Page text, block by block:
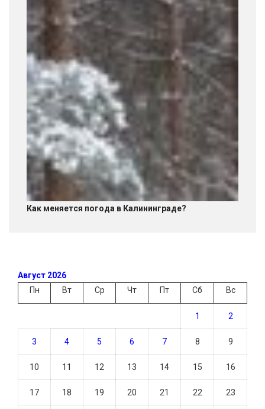
Как меняется погода в Калининграде?
Август 2026
Пн
Вт Ср Чт Пт Сб Вс
1 2
3 4 5 6 7 8 9
10 11 12 13 14 15 16
17 18 19 20 21 22 23